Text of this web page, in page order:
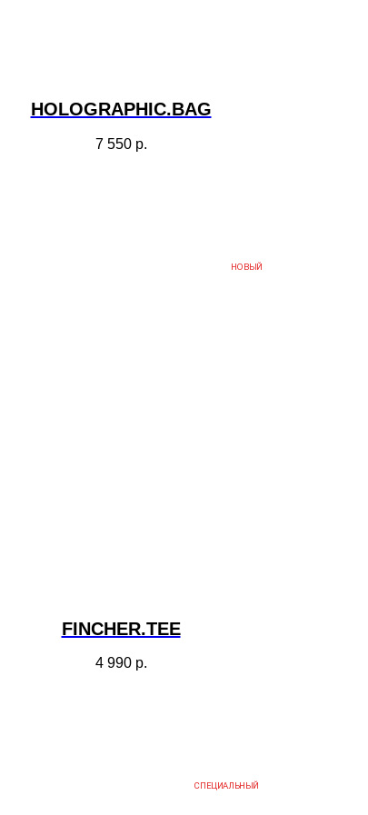
HOLOGRAPHIC.BAG
7 550 р.
НОВЫЙ
FINCHER.TEE
4 990 р.
СПЕЦИАЛЬНЫЙ